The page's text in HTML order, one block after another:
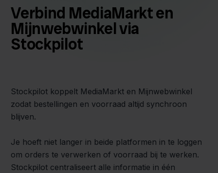
Verbind MediaMarkt en
Mijnwebwinkel via
Stockpilot
Stockpilot koppelt MediaMarkt en Mijnwebwinkel
zodat bestellingen en voorraad altijd synchroon
blijven.
Je hoeft niet langer in beide platformen in te loggen
om orders te verwerken of voorraad bij te werken.
Stockpilot centraliseert alle informatie in één